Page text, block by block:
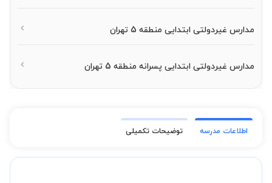
مدارس غیردولتی ابتدایی منطقه 5 تهران
مدارس غیردولتی ابتدایی پسرانه منطقه 5 تهران
اطلاعات مدرسه توضیحات تکمیلی